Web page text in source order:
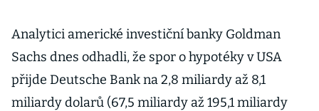
Analytici americké investiční banky Goldman
Sachs dnes odhadli, že spor o hypotéky v USA
přijde Deutsche Bank na 2,8 miliardy až 8,1
miliardy dolarů (67,5 miliardy až 195,1 miliardy